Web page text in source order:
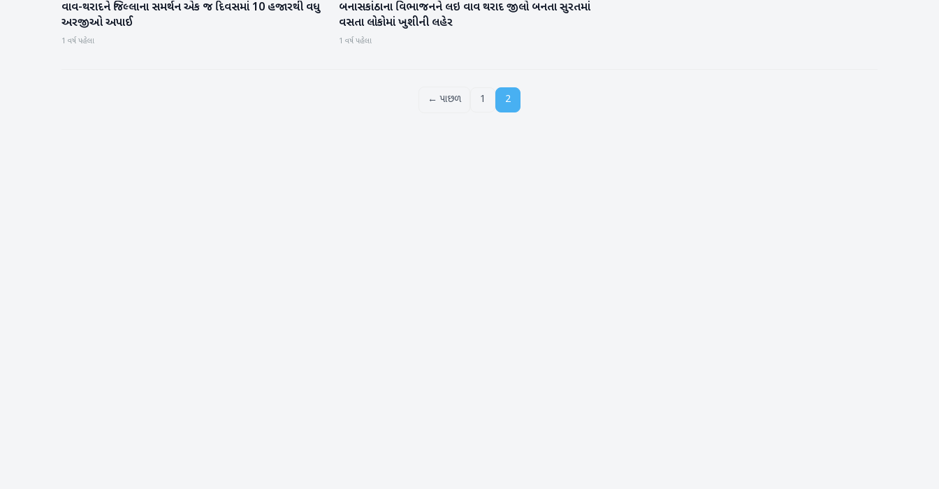
બનાસકાંઠા
વાવ-થરાદને જિલ્લાના સમર્થન એક જ દિવસમાં 10 હજારથી વધુ
અરજીઓ અપાઈ
1 વર્ષ પહેલા
બનાસકાંઠા
બનાસકાંઠાના વિભાજનને લઇ વાવ થરાદ જીલો બનતા સુરતમાં
વસતા લોકોમાં ખુશીની લહેર
1 વર્ષ પહેલા
← પાછળ 1 2